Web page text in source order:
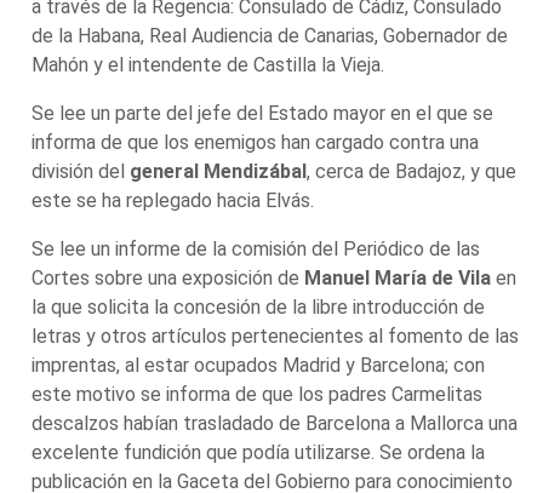
a través de la Regencia: Consulado de Cádiz, Consulado
de la Habana, Real Audiencia de Canarias, Gobernador de
Mahón y el intendente de Castilla la Vieja.
Se lee un parte del jefe del Estado mayor en el que se
informa de que los enemigos han cargado contra una
división del general Mendizábal, cerca de Badajoz, y que
este se ha replegado hacia Elvás.
Se lee un informe de la comisión del Periódico de las
Cortes sobre una exposición de Manuel María de Vila en
la que solicita la concesión de la libre introducción de
letras y otros artículos pertenecientes al fomento de las
imprentas, al estar ocupados Madrid y Barcelona; con
este motivo se informa de que los padres Carmelitas
descalzos habían trasladado de Barcelona a Mallorca una
excelente fundición que podía utilizarse. Se ordena la
publicación en la Gaceta del Gobierno para conocimiento